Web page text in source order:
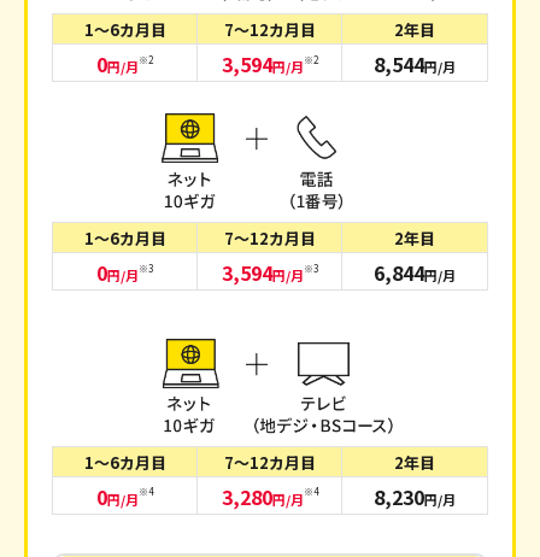
1～6カ月目 7～12カ月目 2年目
0円/月※2 3,594円/月※2 8,544円/月
1～6カ月目 7～12カ月目 2年目
0円/月※3 3,594円/月※3 6,844円/月
1～6カ月目 7～12カ月目 2年目
0円/月※4 3,280円/月※4 8,230円/月